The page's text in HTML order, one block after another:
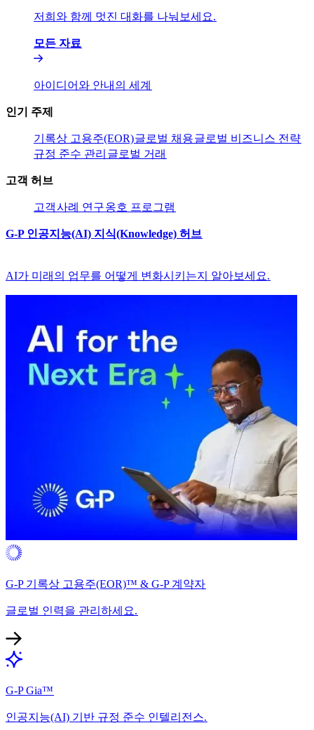
저희와 함께 멋진 대화를 나눠보세요.​​
모든 자료​​
아이디어와 안내의 세계​​
인기 주제​​
기록상 고용주(EOR)​​글로벌 채용​​글로벌 비즈니스 전략​​
규정 준수 관리​​ 글로벌 거래​​
고객 허브​​
고객​​사례 연구​​옹호 프로그램​​
G-P 인공지능(AI) 지식(Knowledge) 허브​​
AI가 미래의 업무를 어떻게 변화시키는지 알아보세요.​​
G-P 기록상 고용주(EOR)™ & G-P 계약자​​
글로벌 인력을 관리하세요.​​
G-P Gia™​​
인공지능(AI) 기반 규정 준수 인텔리전스.​​